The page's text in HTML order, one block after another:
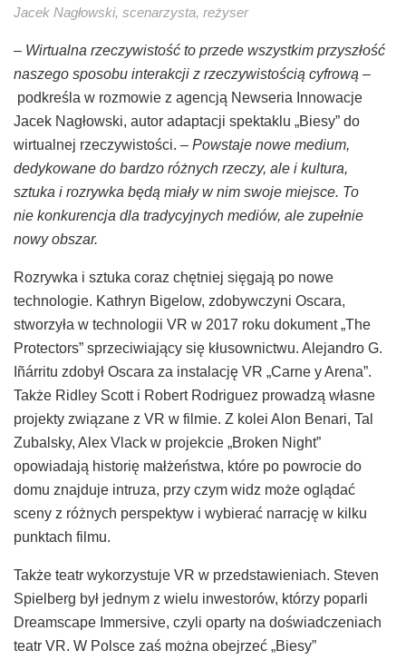
Jacek Nagłowski, scenarzysta, reżyser
– Wirtualna rzeczywistość to przede wszystkim przyszłość
naszego sposobu interakcji z rzeczywistością cyfrową –
podkreśla w rozmowie z agencją Newseria Innowacje
Jacek Nagłowski, autor adaptacji spektaklu „Biesy” do
wirtualnej rzeczywistości. – Powstaje nowe medium,
dedykowane do bardzo różnych rzeczy, ale i kultura,
sztuka i rozrywka będą miały w nim swoje miejsce. To
nie konkurencja dla tradycyjnych mediów, ale zupełnie
nowy obszar.
Rozrywka i sztuka coraz chętniej sięgają po nowe
technologie. Kathryn Bigelow, zdobywczyni Oscara,
stworzyła w technologii VR w 2017 roku dokument „The
Protectors” sprzeciwiający się kłusownictwu. Alejandro G.
Iñárritu zdobył Oscara za instalację VR „Carne y Arena”.
Także Ridley Scott i Robert Rodriguez prowadzą własne
projekty związane z VR w filmie. Z kolei Alon Benari, Tal
Zubalsky, Alex Vlack w projekcie „Broken Night”
opowiadają historię małżeństwa, które po powrocie do
domu znajduje intruza, przy czym widz może oglądać
sceny z różnych perspektyw i wybierać narrację w kilku
punktach filmu.
Także teatr wykorzystuje VR w przedstawieniach. Steven
Spielberg był jednym z wielu inwestorów, którzy poparli
Dreamscape Immersive, czyli oparty na doświadczeniach
teatr VR. W Polsce zaś można obejrzeć „Biesy”